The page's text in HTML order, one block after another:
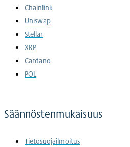
Chainlink
Uniswap
Stellar
XRP
Cardano
POL
Säännöstenmukaisuus
Tietosuojailmoitus